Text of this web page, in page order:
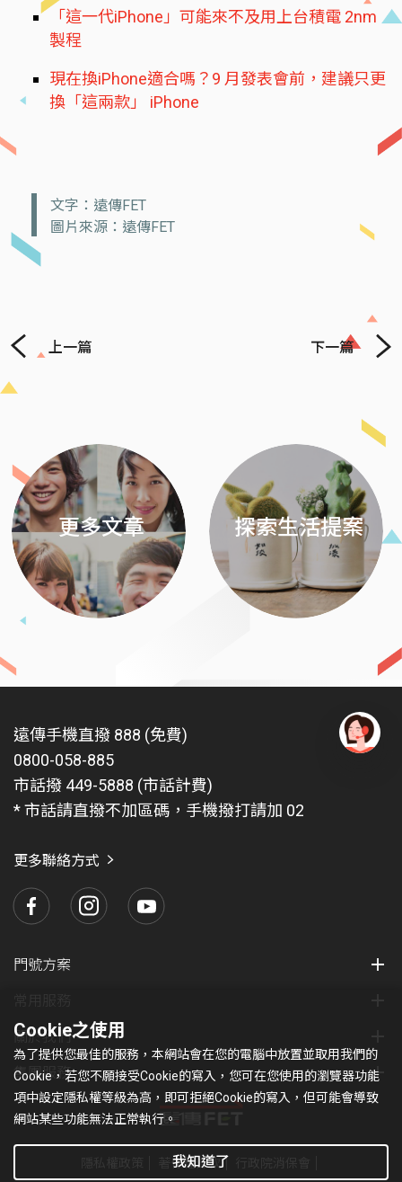
「這一代iPhone」可能來不及用上台積電 2nm
製程
現在換iPhone適合嗎？9 月發表會前，建議只更
換「這兩款」 iPhone
文字：遠傳FET
圖片來源：遠傳FET
上一篇 下一篇
更多文章 探索生活提案
遠傳手機直撥 888 (免費)
0800-058-885
市話撥 449-5888 (市話計費)
* 市話請直撥不加區碼，手機撥打請加 02
更多聯絡方式
門號方案
關於我們
集團服務
著作權條款
Cookie之使用
為了提供您最佳的服務，本網站會在您的電腦中放置並取用我們的
Cookie，若您不願接受Cookie的寫入，您可在您使用的瀏覽器功能
項中設定隱私權等級為高，即可拒絕Cookie的寫入，但可能會導致
網站某些功能無法正常執行。
我知道了